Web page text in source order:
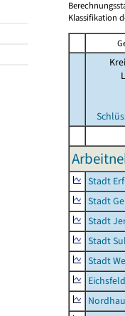
Klassifikation
Stadt
Stadt
Stadt
Stadt
Stadt
Eichsfeld